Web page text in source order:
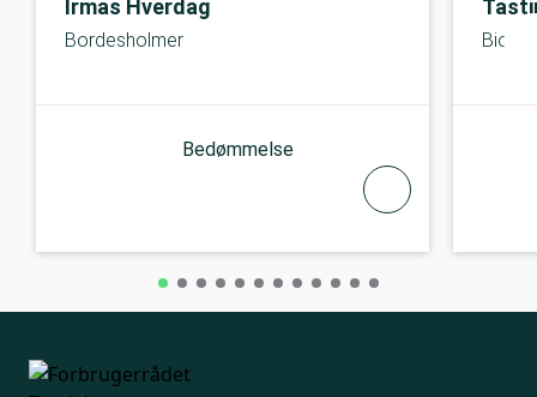
Irmas Hverdag
Bordesholmer
Bedømmelse
Bio